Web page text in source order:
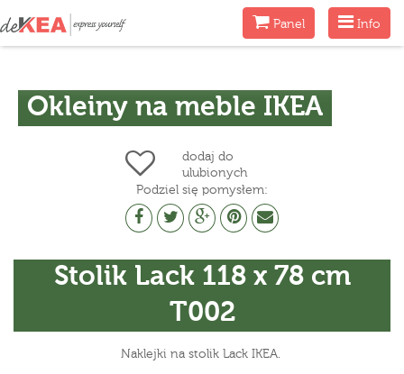
Menu
Info
MenuPanel
Okleiny na meble IKEA
dodaj do
ulubionych
Podziel się pomysłem:
Stolik Lack 118 x 78 cm
T002
Naklejki na stolik Lack IKEA.